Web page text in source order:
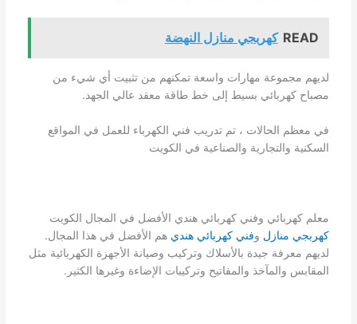
READ كهربجي منازل النهضة
لديهم مجموعة مهارات واسعة تمكنهم من تثبيت أي شيء من
مصباح كهربائي بسيط إلى خط طاقة معقد عالي الجهد.
في معظم الحالات ، تم تدريب فني الكهرباء للعمل في المواقع
السكنية والتجارية والصناعية في الكويت
معلم كهربائي وفني كهربائي هندي الأفضل في المجال الكويت
كهربجي منازل وفني كهربائي هندي هم الأفضل في هذا المجال.
لديهم معرفة جيدة بالأسلاك وتركيب وصيانة الأجهزة الكهربائية مثل
المقابس والمآخذ والمفاتيح وتركيبات الإضاءة وغيرها الكثير.